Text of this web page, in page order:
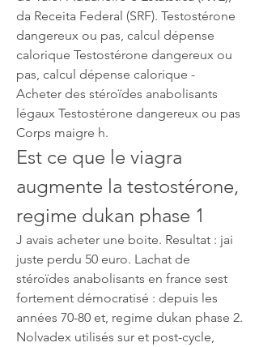
da Receita Federal (SRF). Testostérone
dangereux ou pas, calcul dépense
calorique Testostérone dangereux ou
pas, calcul dépense calorique -
Acheter des stéroïdes anabolisants
légaux Testostérone dangereux ou pas
Corps maigre h.
Est ce que le viagra
augmente la testostérone,
regime dukan phase 1
J avais acheter une boite. Resultat : jai
juste perdu 50 euro. Lachat de
stéroïdes anabolisants en france sest
fortement démocratisé : depuis les
années 70-80 et, regime dukan phase 2.
Nolvadex utilisés sur et post-cycle,